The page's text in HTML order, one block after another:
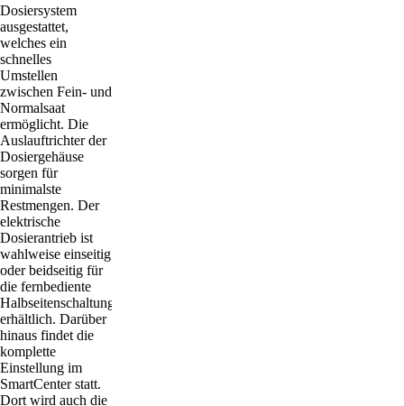
Dosiersystem
ausgestattet,
welches ein
schnelles
Umstellen
zwischen Fein- und
Normalsaat
ermöglicht. Die
Auslauftrichter der
Dosiergehäuse
sorgen für
minimalste
Restmengen. Der
elektrische
Dosierantrieb ist
wahlweise einseitig
oder beidseitig für
die fernbediente
Halbseitenschaltung
erhältlich. Darüber
hinaus findet die
komplette
Einstellung im
SmartCenter statt.
Dort wird auch die